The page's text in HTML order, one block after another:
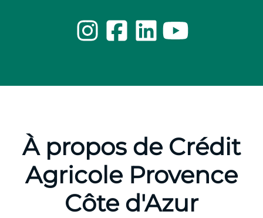
À propos de Crédit
Agricole Provence
Côte d'Azur